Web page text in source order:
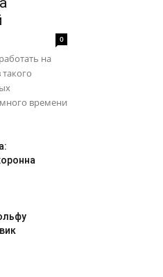
0
на
времени